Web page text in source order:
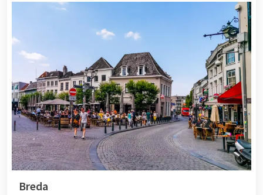
Breda